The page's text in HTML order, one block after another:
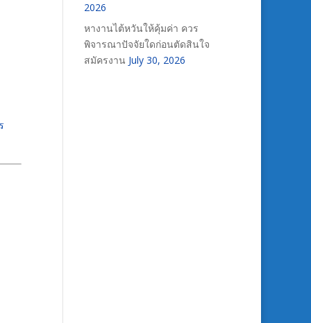
2026
หางานไต้หวันให้คุ้มค่า ควร
พิจารณาปัจจัยใดก่อนตัดสินใจ
สมัครงาน July 30, 2026